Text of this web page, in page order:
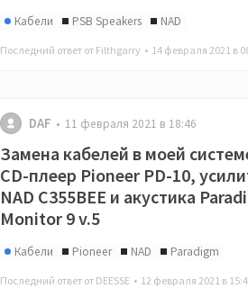
Кабели PSB Speakers NAD
Последний ответ от Filthgarry • 14 февраля 2021 в
DAF 11 февраля 2021 в 18:46
Замена кабелей в моей
CD-плеер Pioneer PD-10,
NAD C355BEE и акустика
Monitor 9 v.5
Кабели Pioneer NAD Paradigm
Последний ответ от DEESSE • 12 февраля 2021 в